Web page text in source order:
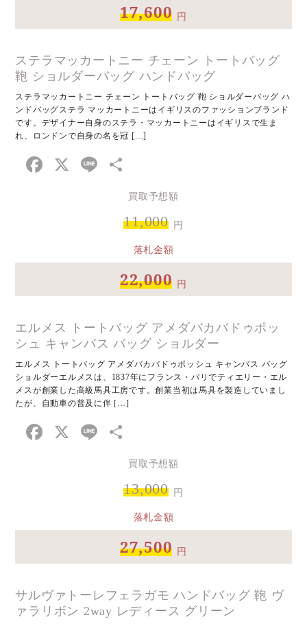
17,600 円
ステラマッカートニー チェーン トートバッグ
鞄 ショルダーバッグ ハンドバッグ
ステラマッカートニー チェーン トートバッグ 鞄 ショルダーバッグ ハ
ンドバッグステラ マッカートニーはイギリスのファッションブランド
です。デザイナー自身のステラ・マッカートニーはイギリスで生ま
れ、ロンドンで自身の名を冠 […]
Facebook
X Line
有
買取予想額
11,000 円
落札金額
22,000 円
エルメス トートバッグ アメダバカバドゥポッ
シュ キャンバス バッグ ショルダー
エルメス トートバッグ アメダバカバドゥポッシュ キャンバス バッグ
ショルダーエルメスは、1837年にフランス・パリでティエリー・エル
メスが創業した高級馬具工房です。創業当初は馬具を製造していまし
たが、自動車の普及に伴 […]
Facebook
X Line
有
買取予想額
13,000 円
落札金額
27,500 円
サルヴァトーレフェラガモ ハンドバッグ 鞄 ヴ
ァラリボン 2way レディース グリーン